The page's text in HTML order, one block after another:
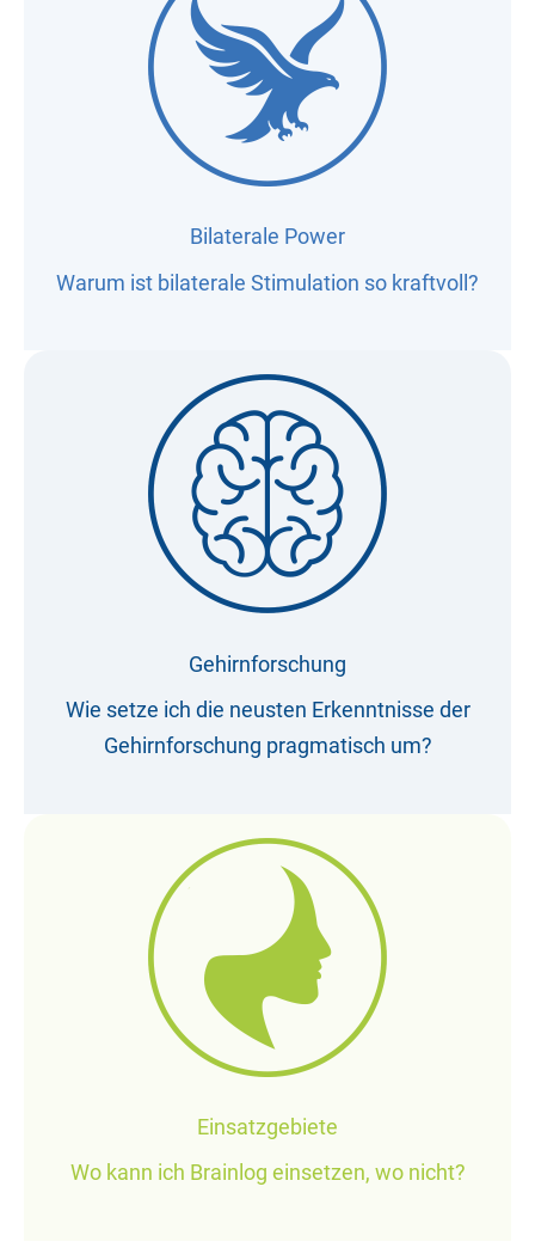
Bilaterale Power
Warum ist bilaterale Stimulation so kraftvoll?
Gehirnforschung
Wie setze ich die neusten Erkenntnisse der
Gehirnforschung pragmatisch um?
Einsatzgebiete
Wo kann ich Brainlog einsetzen, wo nicht?